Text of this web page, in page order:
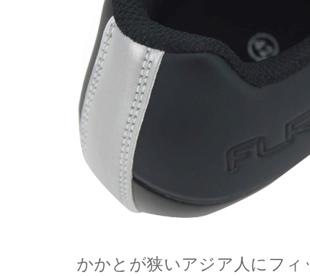
かかとが狭いアジア人にフィ